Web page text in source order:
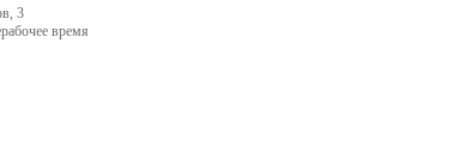
3
время